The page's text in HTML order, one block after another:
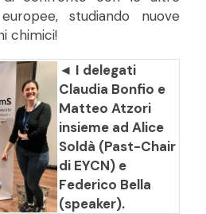
studiando nuove
chimici!
◄ I delegati
Claudia Bonfio e
Matteo Atzori
insieme ad Alice
Soldà (Past-Chair
di EYCN) e
Federico Bella
(speaker).